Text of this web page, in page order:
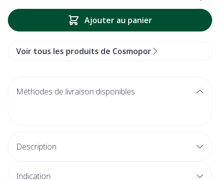
Ajouter au panier
Voir tous les produits de Cosmopor
Méthodes de livraison disponibles
Description
Indication